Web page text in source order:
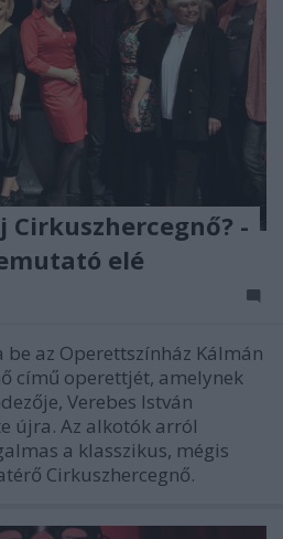
Cirkuszhercegnő? -
elé
az Operettszínház Kálmán
című operettjét, amelynek
Verebes István
újra. Az alkotók arról
a klasszikus, mégis
Cirkuszhercegnő.